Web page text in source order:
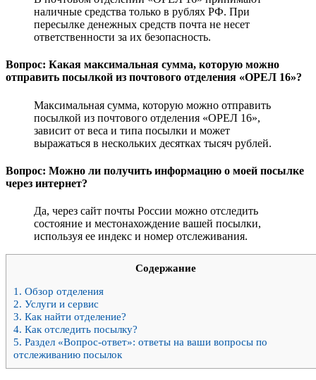
наличные средства только в рублях РФ. При
пересылке денежных средств почта не несет
ответственности за их безопасность.
Вопрос: Какая максимальная сумма, которую можно
отправить посылкой из почтового отделения «ОРЕЛ 16»?
Максимальная сумма, которую можно отправить
посылкой из почтового отделения «ОРЕЛ 16»,
зависит от веса и типа посылки и может
выражаться в нескольких десятках тысяч рублей.
Вопрос: Можно ли получить информацию о моей посылке
через интернет?
Да, через сайт почты России можно отследить
состояние и местонахождение вашей посылки,
используя ее индекс и номер отслеживания.
Содержание
1. Обзор отделения
2. Услуги и сервис
3. Как найти отделение?
4. Как отследить посылку?
5. Раздел «Вопрос-ответ»: ответы на ваши вопросы по
отслеживанию посылок